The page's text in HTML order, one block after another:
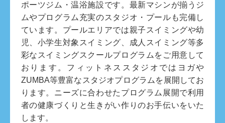
ポーツジム・温浴施設です。最新マシンが揃うジ
ムやプログラム充実のスタジオ・プールも完備し
ています。プールエリアでは親子スイミングや幼
児、小学生対象スイミング、成人スイミング等多
彩なスイミングスクールプログラムをご用意して
おります。フィットネススタジオではヨガや
ZUMBA等豊富なスタジオプログラムを展開してお
ります。ニーズに合わせたプログラム展開で利用
者の健康づくりと生きがい作りのお手伝いをいた
します。